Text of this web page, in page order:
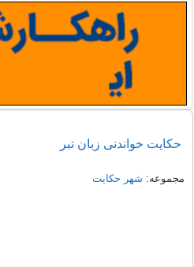
حکایت خواندنی زبان تبر
مجموعه: شهر حکایت